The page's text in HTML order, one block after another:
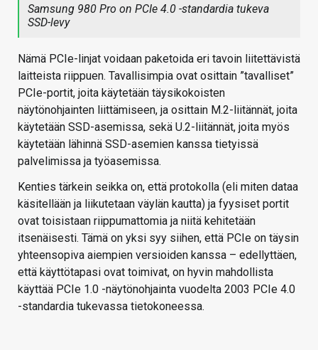
Samsung 980 Pro on PCIe 4.0 -standardia tukeva
SSD-levy
Nämä PCIe-linjat voidaan paketoida eri tavoin liitettävistä
laitteista riippuen. Tavallisimpia ovat osittain ”tavalliset”
PCIe-portit, joita käytetään täysikokoisten
näytönohjainten liittämiseen, ja osittain M.2-liitännät, joita
käytetään SSD-asemissa, sekä U.2-liitännät, joita myös
käytetään lähinnä SSD-asemien kanssa tietyissä
palvelimissa ja työasemissa.
Kenties tärkein seikka on, että protokolla (eli miten dataa
käsitellään ja liikutetaan väylän kautta) ja fyysiset portit
ovat toisistaan riippumattomia ja niitä kehitetään
itsenäisesti. Tämä on yksi syy siihen, että PCIe on täysin
yhteensopiva aiempien versioiden kanssa – edellyttäen,
että käyttötapasi ovat toimivat, on hyvin mahdollista
käyttää PCIe 1.0 -näytönohjainta vuodelta 2003 PCIe 4.0
-standardia tukevassa tietokoneessa.